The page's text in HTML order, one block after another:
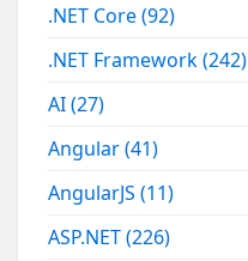
.NET Core(92)
.NET Framework(242)
AI(27)
Angular(41)
AngularJS(11)
ASP.NET(226)